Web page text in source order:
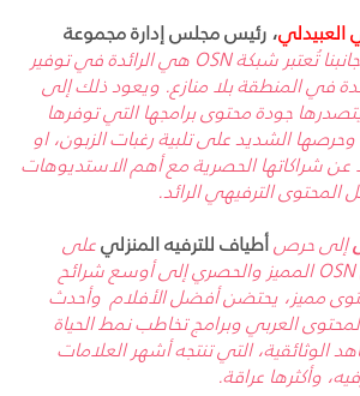
العبيدلي، رئيس مجلس إدارة مجموعة
تُعتبر شبكةOSNهي الرائدة في توفير
في المنطقة بلا منازع. ويعود ذلك إلى
جودة محتوى برامجها التي توفرها
الشديد على تلبية رغبات الزبون، او
عن شراكاتها الحصرية مع أهم الاستديوهات
المحتوى الترفيهي الرائد.
إلى حرصأطياف للترفيه المنزليعلى
OSNالمميز والحصري إلى أوسع شرائح
مميز، يحتضن أفضل الأفلام وأحدث
العربي وبرامج تخاطب نمط الحياة
الوثائقية، التي تنتجه أشهر العلامات
وأكثرها عراقة.